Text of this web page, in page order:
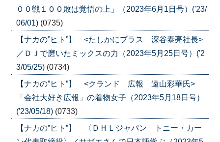
００戦１００敗は覚悟の上」（2023年6月1日号）('23/
06/01) (0735)
【ナカの”ヒト”】 <たしかにプラス 深谷泰亮社長>
／ＤＪで磨いたミックスの力（2023年5月25日号）('2
3/05/25) (0734)
【ナカの”ヒト”】 <クランド 広報 遠山彩華氏>
「会社大好き広報」の着物女子（2023年5月18日号）
('23/05/18) (0733)
【ナカの”ヒト”】 〈ＤＨＬジャパン トニー・カー